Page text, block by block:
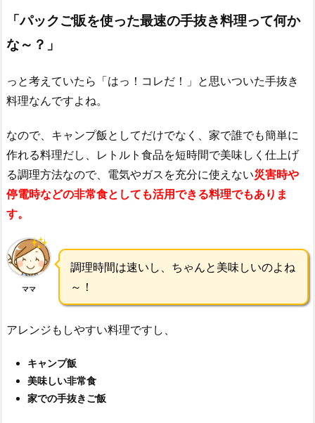
「パックご販を使った最速の手抜き料理って何か
な～ ？」
っと考えていたら「はっ！コレだ！」と思いついた手抜き
料理なんですよね。
なので、キャンプ飯としてだけでなく、家で誰でも簡単に
作れる料理だし、レトルト食品を短時間で美味しく仕上げ
る調理方法なので、電気やガスを充分に使えない災害時や
停電時などの非常食としても活用できる料理でもありま
す。
ママ
調理時間は速いし、ちゃんと美味しいのよね
～！
アレンジもしやすい料理ですし、
キャンプ飯
美味しい非常食
家での手抜きご飯